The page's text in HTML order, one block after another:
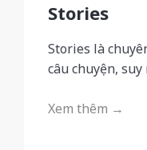
Stories
Stories là
câu chuyện,
Xem thêm →